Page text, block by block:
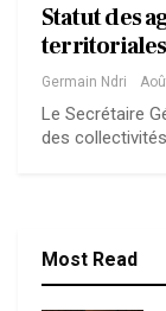
Statut des
Germain Ndri
Le Secrétaire
des
Most Read